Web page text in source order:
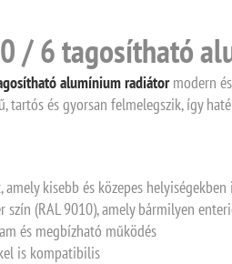
/ 6 tagosítható
alumínium radiátormodern
tartós és gyorsan felmelegszik, így
amely kisebb és közepes
szín (RAL 9010), amely bármilyen
és megbízható működés
is kompatibilis